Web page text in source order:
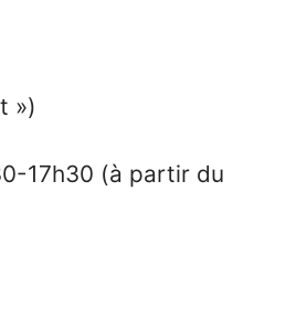
»)
17h30 (à partir du